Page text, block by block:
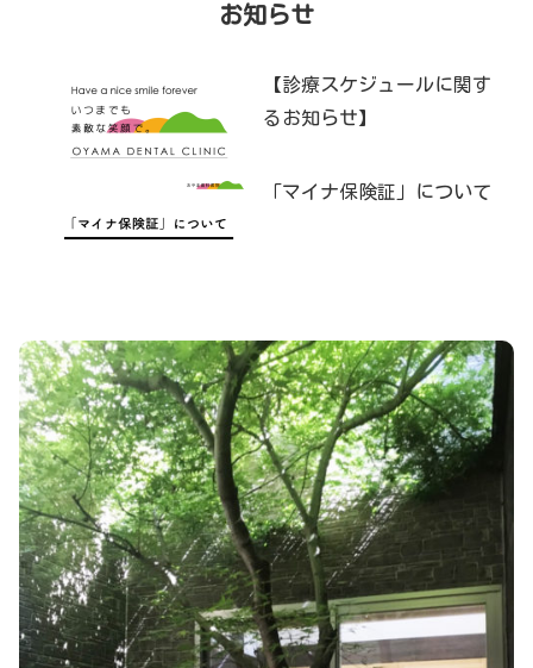
お知らせ
【診療スケジュールに関す
るお知らせ】
「マイナ保険証」について